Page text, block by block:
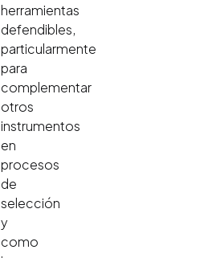
herramientas
defendibles,
particularmente
para
complementar
otros
instrumentos
en
procesos
de
selección
y
como